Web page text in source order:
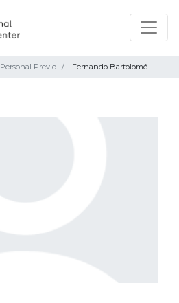
Personal Previo Fernando Bartolomé